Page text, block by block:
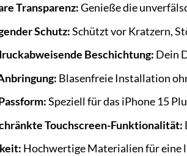
Transparenz:Genieße die
Schutz:Schützt vor Kratzern,
Beschichtung: Dein
Blasenfreie Installation
Speziell für das iPhone 15
Touchscreen-Funktionalität:
Hochwertige Materialien für eine